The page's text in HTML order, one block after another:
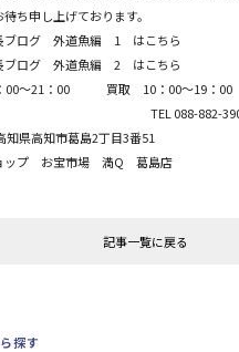
ち申し上げております。
ブログ 外道魚編 1 はこちら
ブログ 外道魚編 2 はこちら
10：00～21：00 買取 10
088-882-
高知県高知市葛島2丁目
ップ お宝市場 満Q 葛島店
記事一覧に戻る
探す